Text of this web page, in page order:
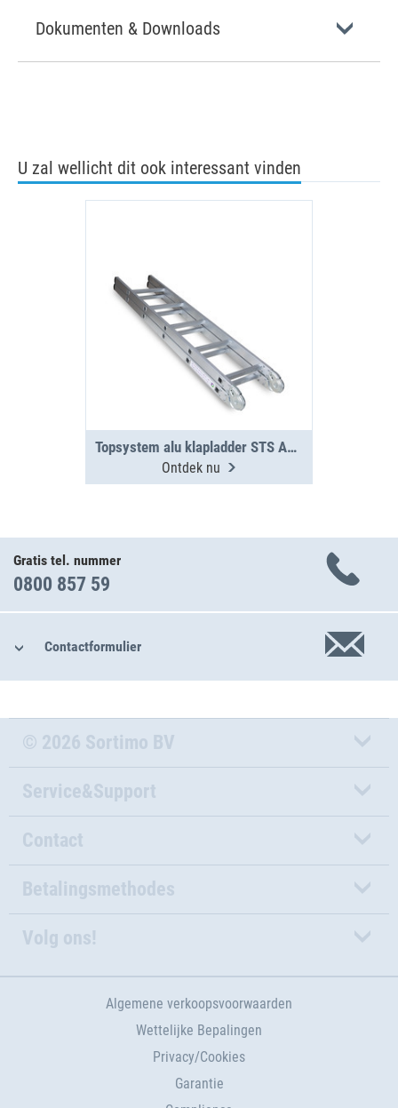
Dokumenten & Downloads
U zal wellicht dit ook interessant vinden
Topsystem alu klapladder STS AKL 3000
Ontdek nu
Gratis tel. nummer
0800 857 59
Contactformulier
© 2026 Sortimo BV
Service&Support
Contact
Betalingsmethodes
Volg ons!
Algemene verkoopsvoorwaarden
Wettelijke Bepalingen
Privacy/Cookies
Garantie